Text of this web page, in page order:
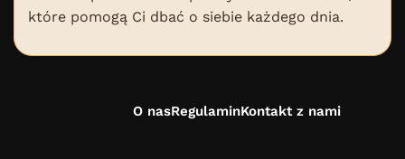
które pomogą Ci dbać o siebie każdego dnia.
O nasRegulaminKontakt z nami